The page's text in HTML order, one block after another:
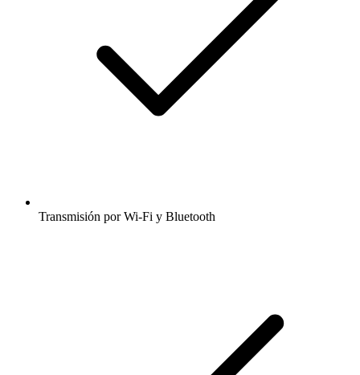
Transmisión por Wi-Fi y Bluetooth